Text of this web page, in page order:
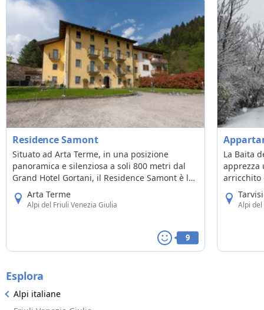
Residence Samont
Situato ad Arta Terme, in una posizione
panoramica e silenziosa a soli 800 metri dal
Grand Hotel Gortani, il Residence Samont è la
scelta ideale per chi cerca una vacanza in
totale autonomia. Ricavato da un antico
Arta Terme
Alpi del Friuli Venezia Giulia
9
La Baita
apprezza
arricchito
Alpi
Esplora
Alpi italiane